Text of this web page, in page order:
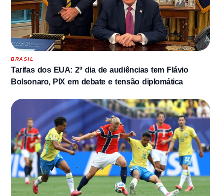
BRASIL
Tarifas dos EUA: 2º dia de audiências tem Flávio
Bolsonaro, PIX em debate e tensão diplomática